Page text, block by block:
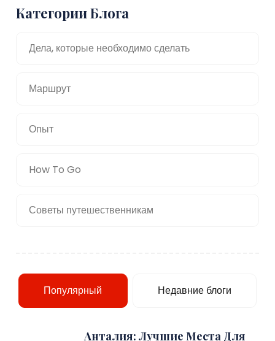
Категории Блога
Дела, которые необходимо сделать
Маршрут
Опыт
How To Go
Советы путешественникам
Популярный Недавние блоги
Анталия: Лучшие Места Для